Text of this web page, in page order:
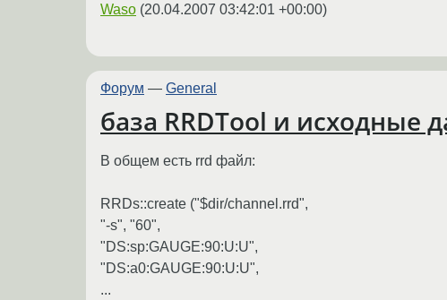
Waso (20.04.2007 03:42:01 +00:00)
Форум — General
база RRDTool и исходные
В общем есть rrd файл:
RRDs::create ("$dir/channel.rrd",
"-s", "60",
"DS:sp:GAUGE:90:U:U",
"DS:a0:GAUGE:90:U:U",
...